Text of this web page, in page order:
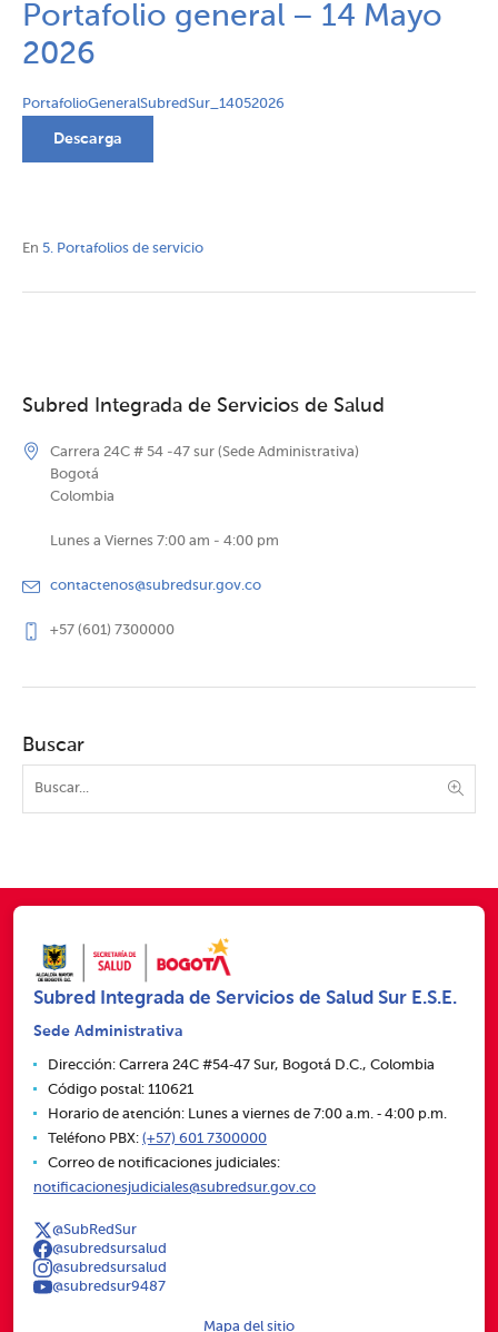
Portafolio general – 14 Mayo
2026
PortafolioGeneralSubredSur_14052026
Descarga
En 5. Portafolios de servicio
Subred Integrada de Servicios de Salud
Carrera 24C # 54 -47 sur (Sede Administrativa)
Bogotá
Colombia
Lunes a Viernes 7:00 am - 4:00 pm
contactenos@subredsur.gov.co
+57 (601) 7300000
Buscar
Subred Integrada de Servicios de Salud Sur E.S.E.
Sede Administrativa
Dirección: Carrera 24C #54‑47 Sur, Bogotá D.C., Colombia
Código postal: 110621
Horario de atención: Lunes a viernes de 7:00 a.m. ‑ 4:00 p.m.
Teléfono PBX: (+57) 601 7300000
Correo de notificaciones judiciales:
notificacionesjudiciales@subredsur.gov.co
@SubRedSur
@subredsursalud
@subredsursalud
@subredsur9487
Mapa del sitio